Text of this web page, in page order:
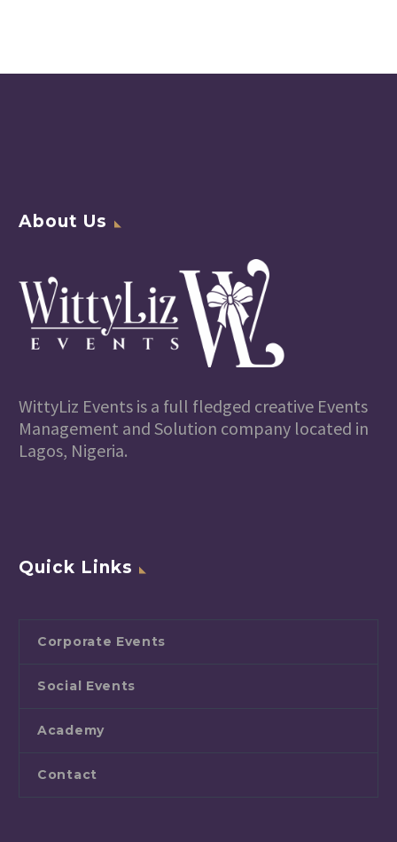
About Us
WittyLiz Events is a full fledged creative Events
Management and Solution company located in
Lagos, Nigeria.
Quick Links
Corporate Events
Social Events
Academy
Contact